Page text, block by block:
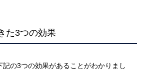
た3つの効果
の3つの効果があることがわかりまし